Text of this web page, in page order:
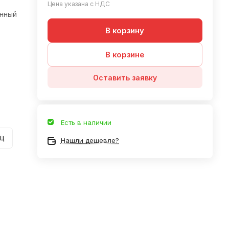
Цена указана с НДС
В корзину
В корзине
Оставить заявку
Есть в наличии
Нашли дешевле?